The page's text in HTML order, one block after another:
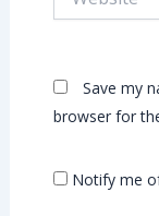
Save my
browser for
Notify me